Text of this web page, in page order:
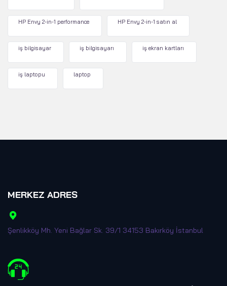
HP Envy 2-in-1 performance HP Envy 2-in-1 satın al
iş bilgisayar iş bilgisayarı iş ekran kartları
iş laptopu laptop
MERKEZ ADRES
Şenlikköy Mh. Yeni Bağlar Sk. 39/1 34153 Bakırköy İstanbul